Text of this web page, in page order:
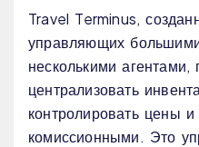
Travel Terminus,
управляющих
несколькими агентами,
централизовать
контролировать цены и
комиссионными. Это